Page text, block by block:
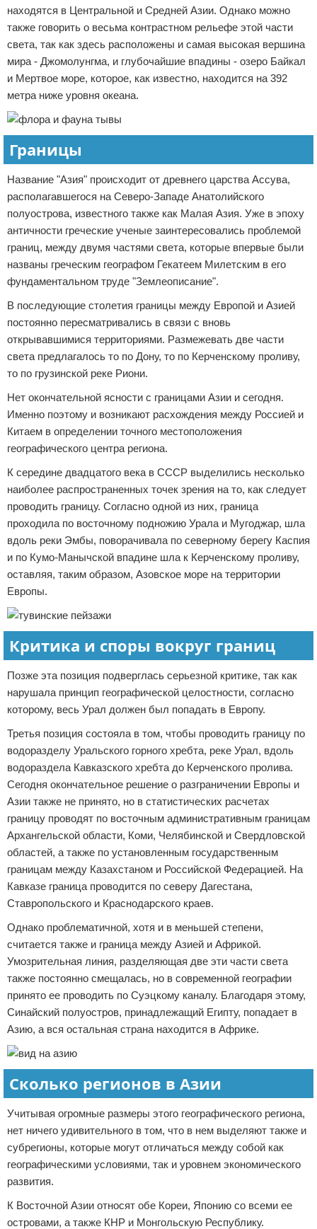
находятся в Центральной и Средней Азии. Однако можно
также говорить о весьма контрастном рельефе этой части
света, так как здесь расположены и самая высокая вершина
мира - Джомолунгма, и глубочайшие впадины - озеро Байкал
и Мертвое море, которое, как известно, находится на 392
метра ниже уровня океана.
Границы
Название "Азия" происходит от древнего царства Ассува,
располагавшегося на Северо-Западе Анатолийского
полуострова, известного также как Малая Азия. Уже в эпоху
античности греческие ученые заинтересовались проблемой
границ, между двумя частями света, которые впервые были
названы греческим географом Гекатеем Милетским в его
фундаментальном труде "Землеописание".
В последующие столетия границы между Европой и Азией
постоянно пересматривались в связи с вновь
открывавшимися территориями. Размежевать две части
света предлагалось то по Дону, то по Керченскому проливу,
то по грузинской реке Риони.
Нет окончательной ясности с границами Азии и сегодня.
Именно поэтому и возникают расхождения между Россией и
Китаем в определении точного местоположения
географического центра региона.
К середине двадцатого века в СССР выделились несколько
наиболее распространенных точек зрения на то, как следует
проводить границу. Согласно одной из них, граница
проходила по восточному подножию Урала и Мугоджар, шла
вдоль реки Эмбы, поворачивала по северному берегу Каспия
и по Кумо-Манычской впадине шла к Керченскому проливу,
оставляя, таким образом, Азовское море на территории
Европы.
Критика и споры вокруг границ
Позже эта позиция подверглась серьезной критике, так как
нарушала принцип географической целостности, согласно
которому, весь Урал должен был попадать в Европу.
Третья позиция состояла в том, чтобы проводить границу по
водоразделу Уральского горного хребта, реке Урал, вдоль
водораздела Кавказского хребта до Керченского пролива.
Сегодня окончательное решение о разграничении Европы и
Азии также не принято, но в статистических расчетах
границу проводят по восточным административным границам
Архангельской области, Коми, Челябинской и Свердловской
областей, а также по установленным государственным
границам между Казахстаном и Российской Федерацией. На
Кавказе граница проводится по северу Дагестана,
Ставропольского и Краснодарского краев.
Однако проблематичной, хотя и в меньшей степени,
считается также и граница между Азией и Африкой.
Умозрительная линия, разделяющая две эти части света
также постоянно смещалась, но в современной географии
принято ее проводить по Суэцкому каналу. Благодаря этому,
Синайский полуостров, принадлежащий Египту, попадает в
Азию, а вся остальная страна находится в Африке.
Сколько регионов в Азии
Учитывая огромные размеры этого географического региона,
нет ничего удивительного в том, что в нем выделяют также и
субрегионы, которые могут отличаться между собой как
географическими условиями, так и уровнем экономического
развития.
К Восточной Азии относят обе Кореи, Японию со всеми ее
островами, а также КНР и Монгольскую Республику.